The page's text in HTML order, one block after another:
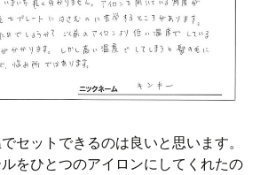
セットできるのは良いと思います。
をひとつのアイロンにしてくれたの